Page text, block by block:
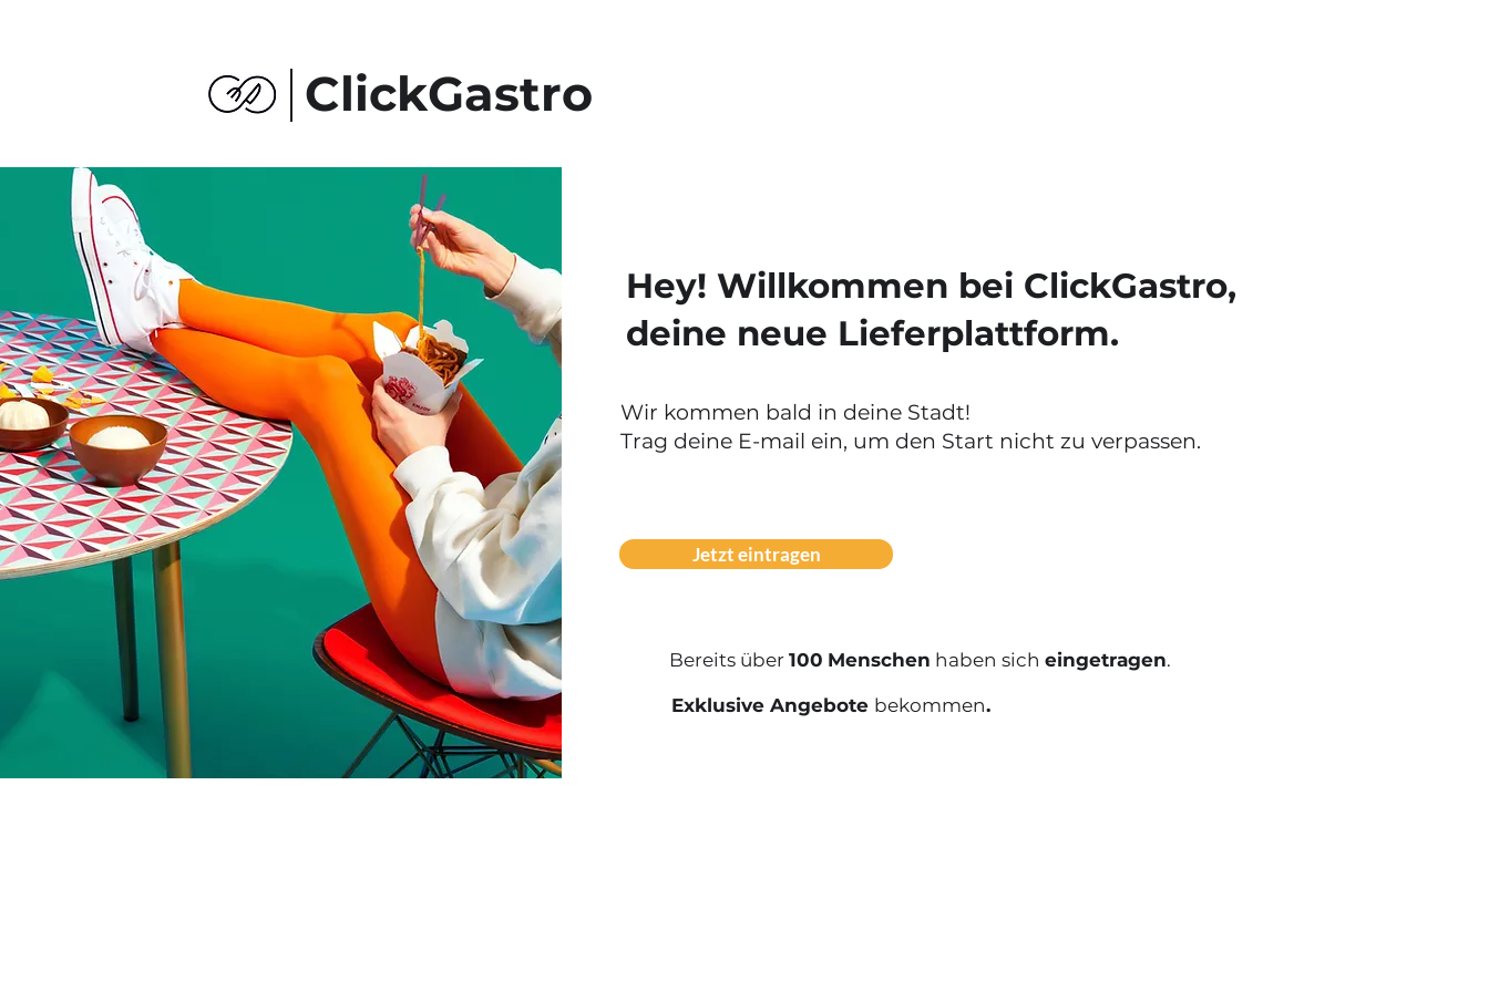
ClickGastro
Hey! Willkommen bei ClickGastro,
deine neue Lieferplattform.
Wir kommen bald in deine Stadt!
Trag deine E-mail ein, um den Start nicht zu verpassen.
Jetzt eintragen
Bereits über 100 Menschen haben sich eingetragen.
Exklusive Angebote bekommen.